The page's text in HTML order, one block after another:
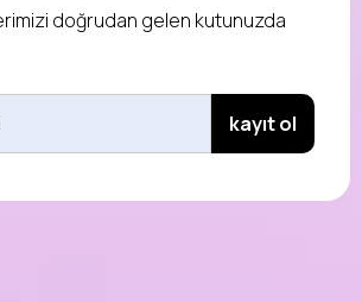
doğrudan gelen kutunuzda